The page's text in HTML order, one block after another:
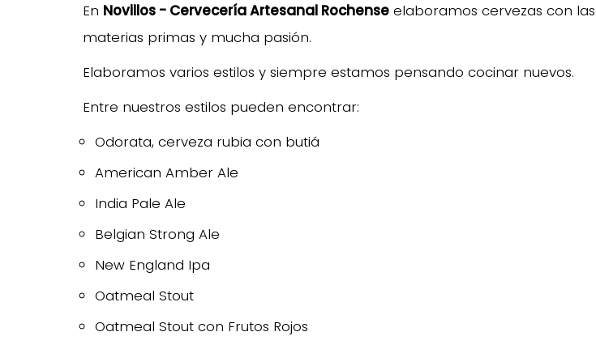
En Novillos - Cervecería Artesanal Rochense elaboramos cervezas con
materias primas y mucha pasión.
Elaboramos varios estilos y siempre estamos pensando cocinar nuevos.
Entre nuestros estilos pueden encontrar:
Odorata, cerveza rubia con butiá
American Amber Ale
India Pale Ale
Belgian Strong Ale
New England Ipa
Oatmeal Stout
Oatmeal Stout con Frutos Rojos